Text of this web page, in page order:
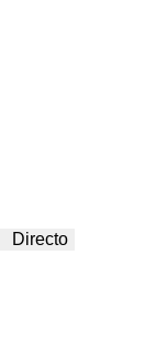
Directo